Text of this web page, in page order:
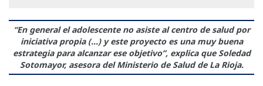
“En general el adolescente no asiste al centro de salud por
iniciativa propia (...) y este proyecto es una muy buena
estrategia para alcanzar ese objetivo”, explica que Soledad
Sotomayor, asesora del Ministerio de Salud de La Rioja.